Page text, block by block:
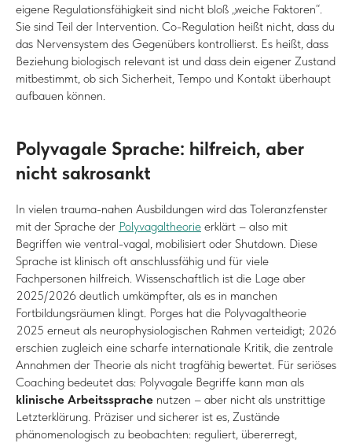
eigene Regulationsfähigkeit sind nicht bloß „weiche Faktoren“.
Sie sind Teil der Intervention. Co-Regulation heißt nicht, dass du
das Nervensystem des Gegenübers kontrollierst. Es heißt, dass
Beziehung biologisch relevant ist und dass dein eigener Zustand
mitbestimmt, ob sich Sicherheit, Tempo und Kontakt überhaupt
aufbauen können.
Polyvagale Sprache: hilfreich, aber
nicht sakrosankt
In vielen trauma-nahen Ausbildungen wird das Toleranzfenster
mit der Sprache der Polyvagaltheorie erklärt – also mit
Begriffen wie ventral-vagal, mobilisiert oder Shutdown. Diese
Sprache ist klinisch oft anschlussfähig und für viele
Fachpersonen hilfreich. Wissenschaftlich ist die Lage aber
2025/2026 deutlich umkämpfter, als es in manchen
Fortbildungsräumen klingt. Porges hat die Polyvagaltheorie
2025 erneut als neurophysiologischen Rahmen verteidigt; 2026
erschien zugleich eine scharfe internationale Kritik, die zentrale
Annahmen der Theorie als nicht tragfähig bewertet. Für seriöses
Coaching bedeutet das: Polyvagale Begriffe kann man als
klinische Arbeitssprache nutzen – aber nicht als unstrittige
Letzterklärung. Präziser und sicherer ist es, Zustände
phänomenologisch zu beobachten: reguliert, übererregt,